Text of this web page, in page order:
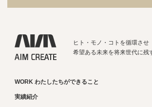
ヒト・モノ・コトを循環させ
希望ある未来を将来世代に残
WORK わたしたちができること
実績紹介